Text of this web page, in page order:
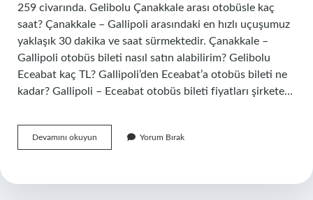
259 civarında. Gelibolu Çanakkale arası otobüsle kaç
saat? Çanakkale – Gallipoli arasındaki en hızlı uçuşumuz
yaklaşık 30 dakika ve saat sürmektedir. Çanakkale –
Gallipoli otobüs bileti nasıl satın alabilirim? Gelibolu
Eceabat kaç TL? Gallipoli’den Eceabat’a otobüs bileti ne
kadar? Gallipoli – Eceabat otobüs bileti fiyatları şirkete…
Devamını okuyun Çanakkale
Gelibolu
Kalkıyor
Yorum Bırak